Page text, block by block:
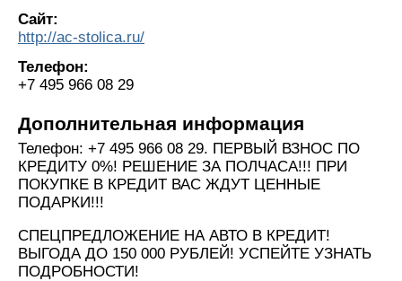
Сайт:
http://ac-stolica.ru/
Телефон:
+7 495 966 08 29
Дополнительная информация
Телефон: +7 495 966 08 29. ПЕРВЫЙ ВЗНОС ПО
КРЕДИТУ 0%! РЕШЕНИЕ ЗА ПОЛЧАСА!!! ПРИ
ПОКУПКЕ В КРЕДИТ ВАС ЖДУТ ЦЕННЫЕ
ПОДАРКИ!!!
СПЕЦПРЕДЛОЖЕНИЕ НА АВТО В КРЕДИТ!
ВЫГОДА ДО 150 000 РУБЛЕЙ! УСПЕЙТЕ УЗНАТЬ
ПОДРОБНОСТИ!